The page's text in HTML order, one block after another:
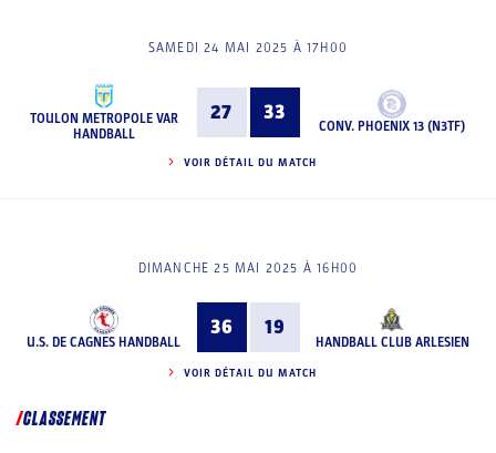
SAMEDI 24 MAI 2025 À 17H00
TOULON METROPOLE VAR
HANDBALL
27 33
CONV. PHOENIX 13 (N3TF)
VOIR DÉTAIL DU MATCH
DIMANCHE 25 MAI 2025 À 16H00
U.S. DE CAGNES HANDBALL
36 19
HANDBALL CLUB ARLESIEN
VOIR DÉTAIL DU MATCH
CLASSEMENT